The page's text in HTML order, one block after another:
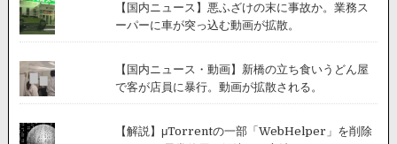
【国内ニュース】悪ふざけの末に事故か。業務ス
ーパーに車が突っ込む動画が拡散。
【国内ニュース・動画】新橋の立ち食いうどん屋
で客が店員に暴行。動画が拡散される。
【解説】μTorrentの一部「WebHelper」を削除